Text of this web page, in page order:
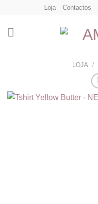
content
Loja Contactos
LOJA /